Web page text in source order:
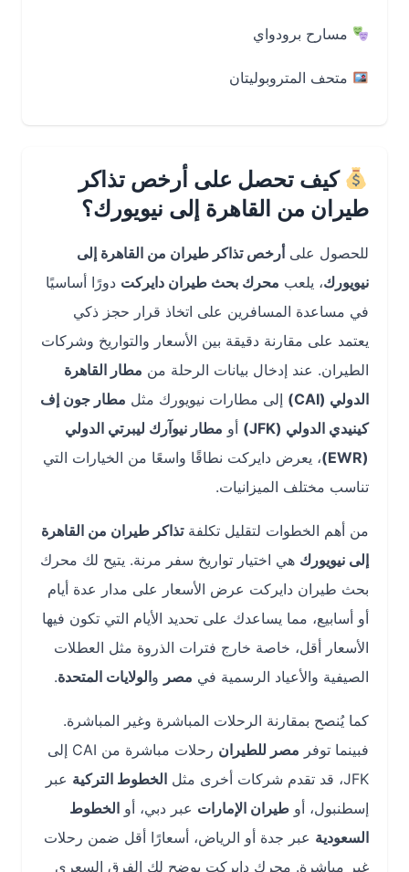
مسارح برودواي
متحف المتروبوليتان
كيف تحصل على أرخص تذاكر
طيران من القاهرة إلى نيويورك؟
للحصول علىأرخص تذاكر طيران من القاهرة إلى
نيويورك، يلعب محرك بحث طيران دايركتدورًا أساسيًا
في مساعدة المسافرين على اتخاذ قرار حجز ذكي
يعتمد على مقارنة دقيقة بين الأسعار والتواريخ وشركات
الطيران. عند إدخال بيانات الرحلة منمطار القاهرة
الدولي (CAI)
إلى مطارات نيويورك مثلمطار جون إف
كينيدي الدولي (JFK)
أومطار نيوآرك ليبرتي الدولي
، يعرض دايركت نطاقًا واسعًا من الخيارات التي
تناسب مختلف الميزانيات.
من أهم الخطوات لتقليل تكلفة تذاكر طيران من القاهرة
إلى نيويوركهي اختيار تواريخ سفر مرنة. يتيح لك محرك
بحث طيران دايركت عرض الأسعار على مدار عدة أيام
أو أسابيع، مما يساعدك على تحديد الأيام التي تكون فيها
الأسعار أقل، خاصة خارج فترات الذروة مثل العطلات
الصيفية والأعياد الرسمية فيمصر والولايات المتحدة.
كما يُنصح بمقارنة الرحلات المباشرة وغير المباشرة.
فبينما توفر مصر للطيران
رحلات مباشرة من CAI إلى
الخطوط التركيةعبر
إسطنبول، أوطيران الإماراتعبر دبي، أوالخطوط
السعوديةعبر جدة أو الرياض، أسعارًا أقل ضمن رحلات
غير مباشرة. محرك دايركت يوضح لك الفرق السعري